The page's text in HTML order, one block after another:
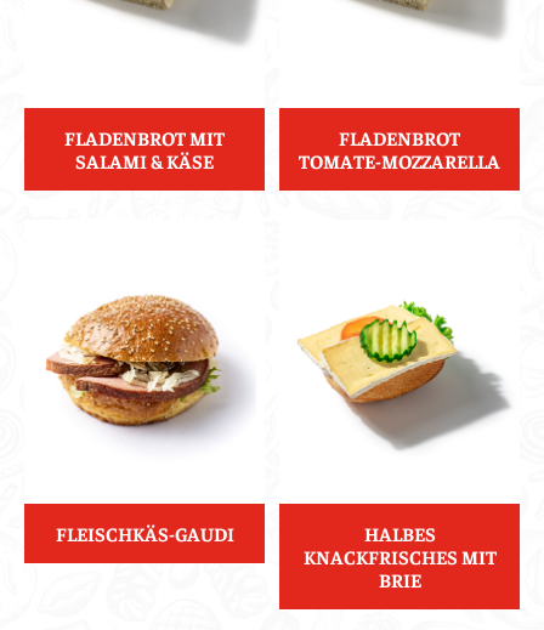
FLADENBROT MIT
SALAMI & KÄSE
FLADENBROT
TOMATE-MOZZARELLA
FLEISCHKÄS-GAUDI
HALBES
KNACKFRISCHES MIT
BRIE